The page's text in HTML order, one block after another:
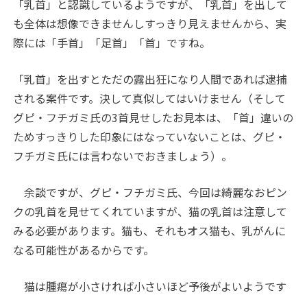
「乳首」と認識しているようですが、「乳首」を出して
も全体は想像できませんしすっきり見えませんから、実
際には「手首」「足首」「首」ですね。
「乳首」を出すとただの露出狂になり人間であれば逮捕
される案件です。決して真似してはいけません（そして
グピ・フチガミ氏の3首見せしたお見本は、「首」違いの
ためすっきりした印象にはなっていないことは、グピ・
フチガミ氏には言わないでおきましょう）。
余談ですが、グピ・フチガミ氏、今回は綺麗なおピン
クの乳首を見せてくれていますが、猫の乳首は注意して
みる必要があります。猫も、それもオス猫も、乳がんに
なる可能性があるからです。
猫は腫瘍が小さければ小さいほど予後がよいようです